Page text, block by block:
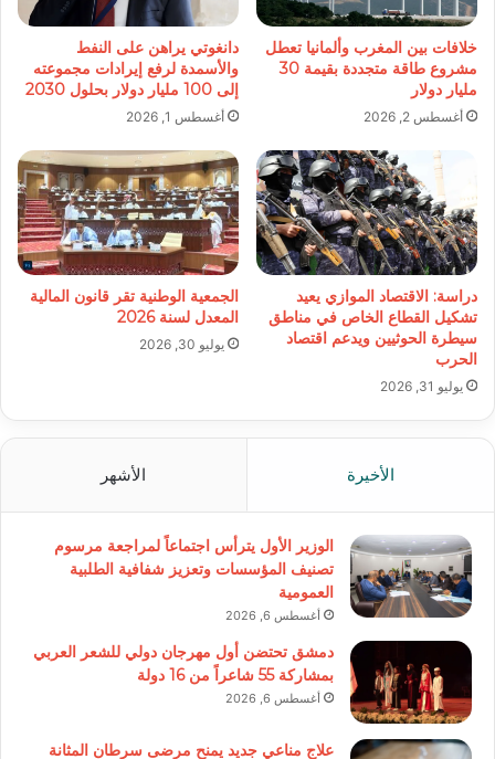
خلافات بين المغرب وألمانيا تعطل
مشروع طاقة متجددة بقيمة 30
مليار دولار
أغسطس 2, 2026
دانغوتي يراهن على النفط
والأسمدة لرفع إيرادات مجموعته
إلى 100 مليار دولار بحلول 2030
أغسطس 1, 2026
دراسة: الاقتصاد الموازي يعيد
تشكيل القطاع الخاص في مناطق
سيطرة الحوثيين ويدعم اقتصاد
الحرب
يوليو 31, 2026
الجمعية الوطنية تقر قانون المالية
المعدل لسنة 2026
يوليو 30, 2026
الأخيرة الأشهر
الوزير الأول يترأس اجتماعاً لمراجعة مرسوم
تصنيف المؤسسات وتعزيز شفافية الطلبية
العمومية
أغسطس 6, 2026
دمشق تحتضن أول مهرجان دولي للشعر العربي
بمشاركة 55 شاعراً من 16 دولة
أغسطس 6, 2026
علاج مناعي جديد يمنح مرضى سرطان المثانة